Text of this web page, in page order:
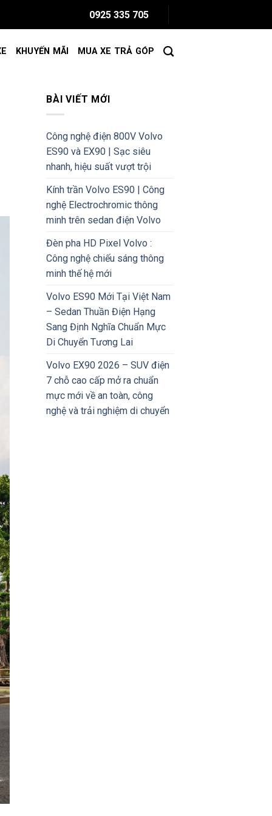
0925 335 705
KHUYẾN MÃI MUA XE TRẢ GÓP
BÀI VIẾT MỚI
Công nghệ điện 800V Volvo
ES90 và EX90 | Sạc siêu
nhanh, hiệu suất vượt trội
Kính trần Volvo ES90 | Công
nghệ Electrochromic thông
minh trên sedan điện Volvo
Đèn pha HD Pixel Volvo :
Công nghệ chiếu sáng thông
minh thế hệ mới
Volvo ES90 Mới Tại Việt Nam
– Sedan Thuần Điện Hạng
Sang Định Nghĩa Chuẩn Mực
Di Chuyển Tương Lai
Volvo EX90 2026 – SUV điện
7 chỗ cao cấp mở ra chuẩn
mực mới về an toàn, công
nghệ và trải nghiệm di chuyển